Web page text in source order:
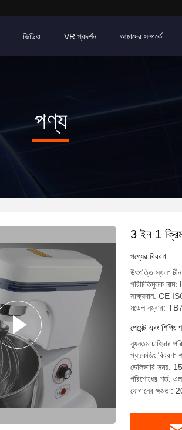
ভিডিও VR প্রদর্শন আমাদের সম্পর্কে
পণ্য
3 ইন 1 ক্রিম
পণ্যের বিবরণ
উৎপত্তি স্থল: চীন
পরিচিতিমুলক
সাক্ষ্যদান: CE
মডেল নম্বার:
পেমেন্ট এবং শিপিং
ন্যূনতম চাহিদার
প্যাকেজিং
ডেলিভারি সময়:
পরিশোধের শর্ত:
যোগানের ক্ষমতা: